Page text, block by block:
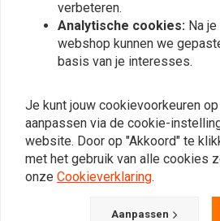
Cruis'n Slant Zadeltassen
€300,93
99-
verbeteren.
Analytische cookies: Na
webshop kunnen we
basis van je interesses.
Je kunt jouw cookievoorkeuren
aanpassen via de cookie-
website. Door op "Akkoord" te
met het gebruik van alle cookies
onze Cookieverklaring.
Aanpassen